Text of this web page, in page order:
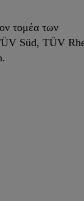
τομέα των
Süd, TÜV